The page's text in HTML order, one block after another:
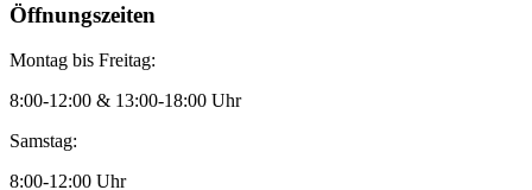
Öffnungszeiten
Montag bis Freitag:
8:00-12:00 & 13:00-18:00 Uhr
Samstag:
8:00-12:00 Uhr